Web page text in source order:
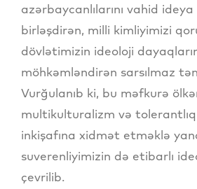
azərbaycanlılarını vahid
birləşdirən, milli kimliyimizi
dövlətimizin ideoloji
möhkəmləndirən sarsılmaz
Vurğulanıb ki, bu məfkurə
multikulturalizm və
inkişafına xidmət etməklə
suverenliyimizin də etibarlı
çevrilib.